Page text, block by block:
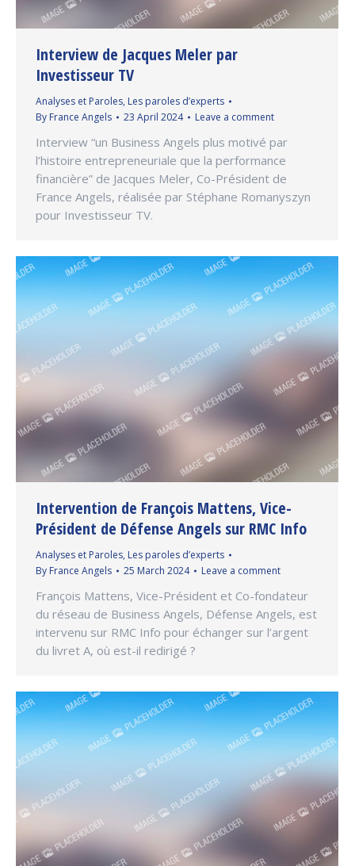
Interview de Jacques Meler par
Investisseur TV
Analyses et Paroles, Les paroles d’experts
By France Angels 23 April 2024 Leave a comment
Interview “un Business Angels plus motivé par
l’histoire entrepreneuriale que la performance
financière” de Jacques Meler, Co-Président de
France Angels, réalisée par Stéphane Romanyszyn
pour Investisseur TV.
Intervention de François Mattens, Vice-
Président de Défense Angels sur RMC Info
Analyses et Paroles, Les paroles d’experts
By France Angels 25 March 2024 Leave a comment
François Mattens, Vice-Président et Co-fondateur
du réseau de Business Angels, Défense Angels, est
intervenu sur RMC Info pour échanger sur l’argent
du livret A, où est-il redirigé ?